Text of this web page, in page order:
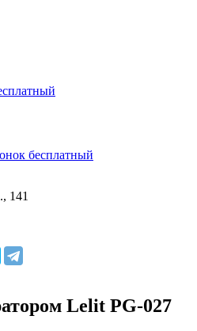
бесплатный
141
Lelit PG-027